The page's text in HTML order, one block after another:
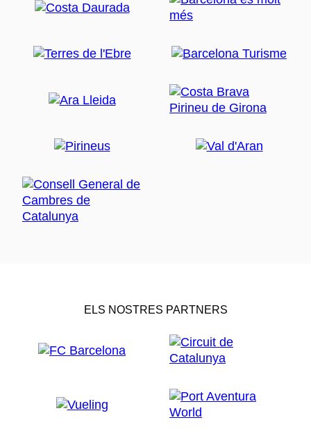
ELS NOSTRES PARTNERS